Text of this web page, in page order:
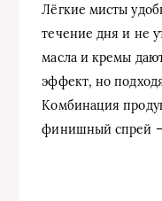
Лёгкие мисты
течение дня и не
масла и кремы
эффект, но
Комбинация
финишный спрей —